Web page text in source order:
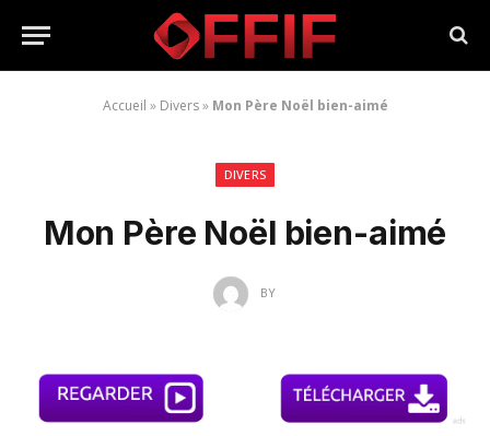
Accueil » Divers» Mon Père Noël bien-aimé
DIVERS
Mon Père Noël bien-aimé
BY